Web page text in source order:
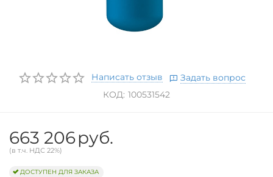
Написать отзыв
Задать вопрос
КОД: 100531542
663 206руб.
(в т.ч. НДС 22%)
ДОСТУПЕН ДЛЯ ЗАКАЗА